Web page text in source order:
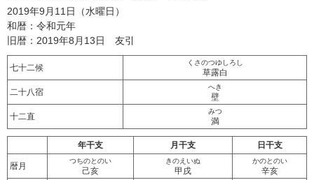
2019年9月11日（水曜日）
和暦：令和元年
旧暦：2019年8月13日 友引
七十二候
くさのつゆしろし
草露白
二十八宿
へき
壁
十二直
みつ
満
年干支 月干支 日干支
暦月
つちのとのい
己亥
きのえいぬ
甲戌
かのとのい
辛亥